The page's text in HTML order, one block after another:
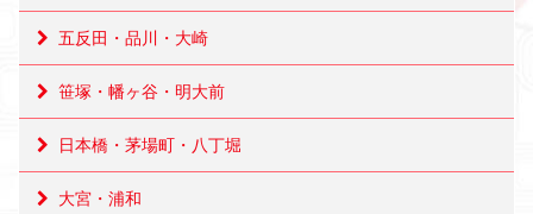
五反田・品川・大崎
笹塚・幡ヶ谷・明大前
日本橋・茅場町・八丁堀
大宮・浦和